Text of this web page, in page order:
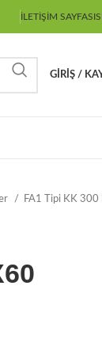
İLETIŞIM SAYFASI
GIRIŞ /
FA1 Tipi KK